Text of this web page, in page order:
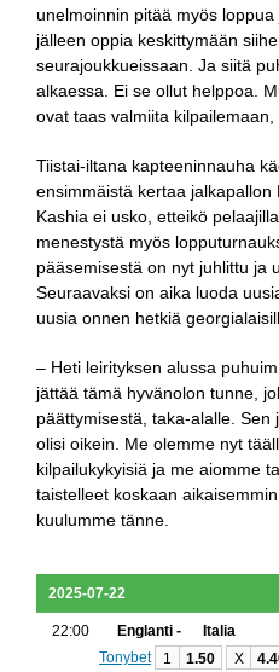
unelmoinnin pitää myös
jälleen oppia keskittymään
seurajoukkueissaan. Ja siitä
alkaessa. Ei se ollut helppoa.
ovat taas valmiita kilpailemaan,
Tiistai-iltana kapteeninnauha
ensimmäistä kertaa jalkapallon
Kashia ei usko, etteikö
menestystä myös
pääsemisestä on nyt juhlittu ja
Seuraavaksi on aika luoda
uusia onnen hetkiä
– Heti leirityksen alussa
jättää tämä hyvänolon tunne,
päättymisestä, taka-alalle. Sen
olisi oikein. Me olemme nyt
kilpailukykyisiä ja me aiomme
taistelleet koskaan
kuulumme tänne.
2025-07-22
22:00 Englanti -
Italia
Tonybet
1 1.50 X